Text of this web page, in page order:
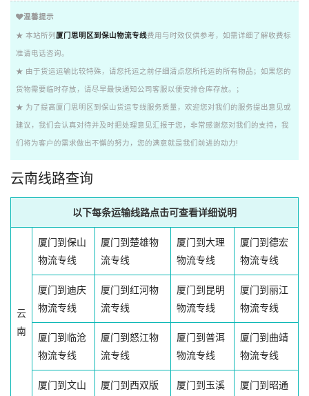
温馨提示
★ 本站所列 厦门思明区到保山物流专线费用与时效仅供参考，如需详细了解收费标
准请电话咨询。
★ 由于货运运输比较特殊，请您托运之前仔细清点您所托运的所有物品；如果您的
货物需要临时存放，请尽早最快通知公司客服以便安排仓库存放。；
★ 为了提高厦门思明区到保山货运专线服务质量，欢迎您对我们的服务提出意见或
建议，我们会认真对待并及时把处理意见汇报于您，非常感谢您对我们的支持，我
们将为客户的需求做出不懈的努力，您的满意就是我们前进的动力!
云南线路查询
以下每条运输线路点击可查看详细说明
云
南
厦门到保山
物流专线
厦门到楚雄物
流专线
厦门到大理
物流专线
厦门到德宏
物流专线
厦门到迪庆
物流专线
厦门到红河物
流专线
厦门到昆明
物流专线
厦门到丽江
物流专线
厦门到临沧
物流专线
厦门到怒江物
流专线
厦门到普洱
物流专线
厦门到曲靖
物流专线
厦门到文山
厦门到西双版
厦门到玉溪
厦门到昭通